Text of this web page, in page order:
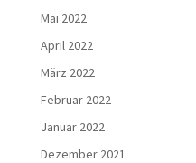
Mai 2022
April 2022
März 2022
Februar 2022
Januar 2022
Dezember 2021